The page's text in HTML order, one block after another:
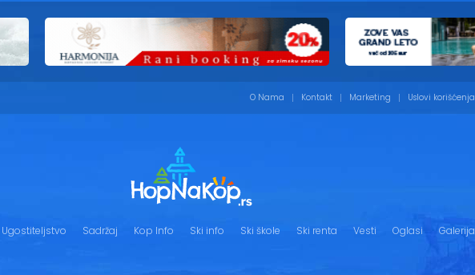
O Nama Kontakt Marketing Uslovi korišćenja
Ugostiteljstvo Sadržaj Kop Info Ski info Ski škole Ski renta Vesti Oglasi Galerija